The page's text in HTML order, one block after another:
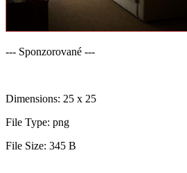
--- Sponzorované ---
Dimensions: 25 x 25
File Type: png
File Size: 345 B